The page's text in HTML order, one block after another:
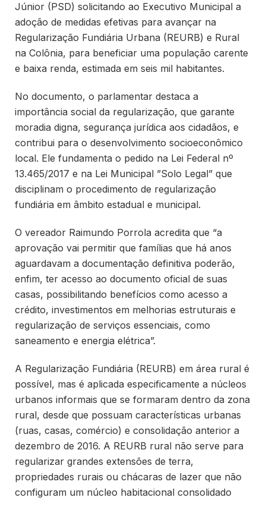
Júnior (PSD) solicitando ao Executivo Municipal a
adoção de medidas efetivas para avançar na
Regularização Fundiária Urbana (REURB) e Rural
na Colônia, para beneficiar uma população carente
e baixa renda, estimada em seis mil habitantes.
No documento, o parlamentar destaca a
importância social da regularização, que garante
moradia digna, segurança jurídica aos cidadãos, e
contribui para o desenvolvimento socioeconômico
local. Ele fundamenta o pedido na Lei Federal nº
13.465/2017 e na Lei Municipal ”Solo Legal” que
disciplinam o procedimento de regularização
fundiária em âmbito estadual e municipal.
O vereador Raimundo Porrola acredita que “a
aprovação vai permitir que famílias que há anos
aguardavam a documentação definitiva poderão,
enfim, ter acesso ao documento oficial de suas
casas, possibilitando benefícios como acesso a
crédito, investimentos em melhorias estruturais e
regularização de serviços essenciais, como
saneamento e energia elétrica”.
A Regularização Fundiária (REURB) em área rural é
possível, mas é aplicada especificamente a núcleos
urbanos informais que se formaram dentro da zona
rural, desde que possuam características urbanas
(ruas, casas, comércio) e consolidação anterior a
dezembro de 2016. A REURB rural não serve para
regularizar grandes extensões de terra,
propriedades rurais ou chácaras de lazer que não
configuram um núcleo habitacional consolidado